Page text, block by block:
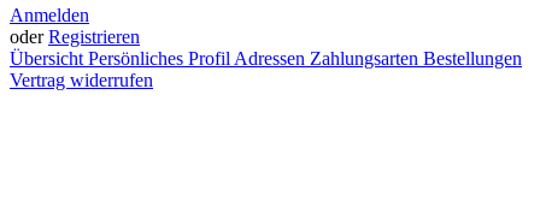
Anmelden
oderRegistrieren
Übersicht Persönliches Profil Adressen Zahlungsarten Bestellungen
Vertrag widerrufen